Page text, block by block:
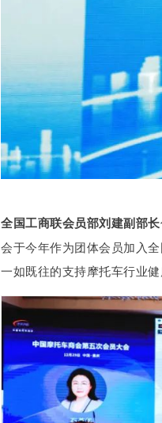
全国工商联会员部刘建副部长
会于今年作为团体会员加入
一如既往的支持摩托车行业